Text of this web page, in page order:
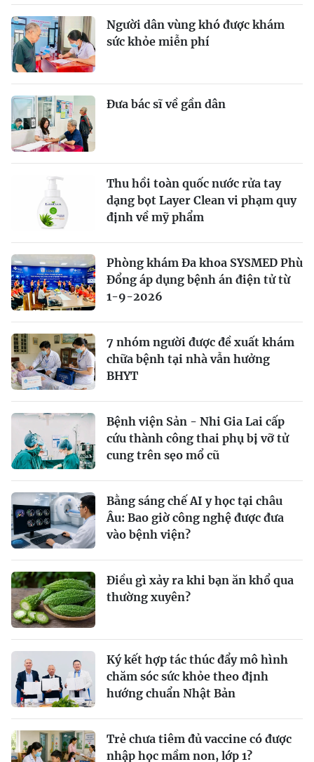
Người dân vùng khó được khám
sức khỏe miễn phí
Đưa bác sĩ về gần dân
Thu hồi toàn quốc nước rửa tay
dạng bọt Layer Clean vi phạm quy
định về mỹ phẩm
Phòng khám Đa khoa SYSMED Phù
Đổng áp dụng bệnh án điện tử từ
1-9-2026
7 nhóm người được đề xuất khám
chữa bệnh tại nhà vẫn hưởng
BHYT
Bệnh viện Sản - Nhi Gia Lai cấp
cứu thành công thai phụ bị vỡ tử
cung trên sẹo mổ cũ
Bằng sáng chế AI y học tại châu
Âu: Bao giờ công nghệ được đưa
vào bệnh viện?
Điều gì xảy ra khi bạn ăn khổ qua
thường xuyên?
Ký kết hợp tác thúc đẩy mô hình
chăm sóc sức khỏe theo định
hướng chuẩn Nhật Bản
Trẻ chưa tiêm đủ vaccine có được
nhập học mầm non, lớp 1?